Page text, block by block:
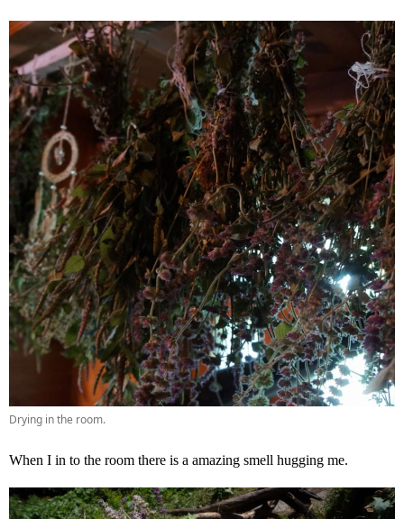
Drying in the room.
When I in to the room there is a amazing smell hugging me.